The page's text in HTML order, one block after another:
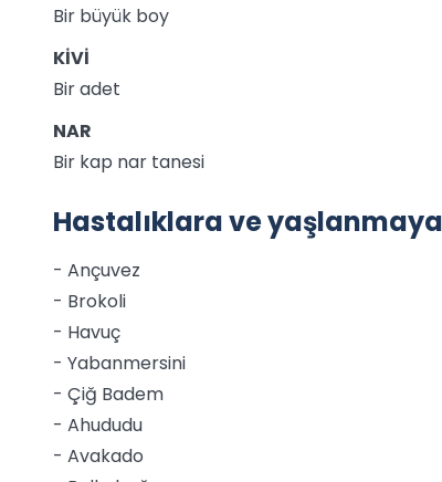
Bir büyük boy
KİVİ
Bir adet
NAR
Bir kap nar tanesi
Hastalıklara ve
- Ançuvez
- Brokoli
- Havuç
- Yabanmersini
- Çiğ Badem
- Ahududu
- Avakado